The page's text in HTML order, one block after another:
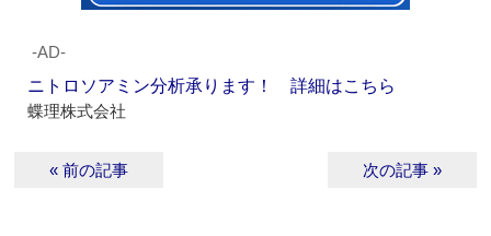
‐AD‐
ニトロソアミン分析承ります！ 詳細はこちら
蝶理株式会社
« 前の記事 次の記事 »